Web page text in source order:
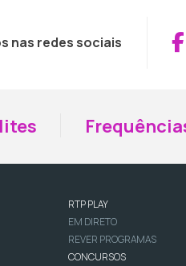
nas redes sociais
RTP PLAY
EM DIRETO
REVER PROGRAMAS
CONCURSOS